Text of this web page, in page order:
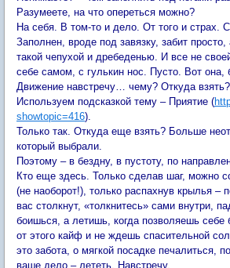
Разумеете, на что опереться можно?
На себя. В том-то и дело. От того и страх.
Заполнен, вроде под завязку, забит просто,
такой чепухой и дребеденью. И все не
себе самом, с гулькин нос. Пусто. Вот она,
Движение навстречу… чему? Откуда
Используем подсказкой тему – Приятие (
showtopic=416).
Только так. Откуда еще взять? Больше
который выбрали.
Поэтому – в бездну, в пустоту, по
Кто еще здесь. Только сделав шаг, можно
(не наоборот!), только распахнув крылья –
вас столкнут, «толкнитесь» сами внутри,
боишься, а летишь, когда позволяешь себе
от этого кайф и не ждешь спасительной
это забота, о мягкой посадке печалиться,
ваше дело – лететь. Навстречу.